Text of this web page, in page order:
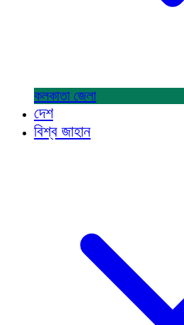
কলকাতা জেলা
দেশ
বিশ্ব জাহান